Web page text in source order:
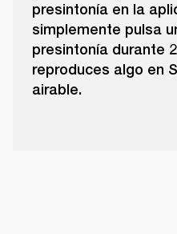
presintonía en la
simplemente pulsa
presintonía durante
reproduces algo en
airable.